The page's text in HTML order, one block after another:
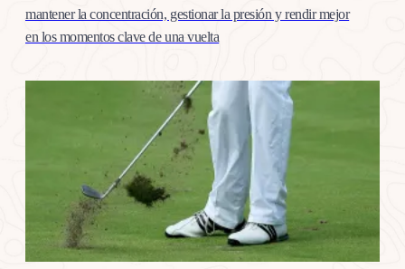
mantener la concentración, gestionar la presión y rendir mejor
en los momentos clave de una vuelta